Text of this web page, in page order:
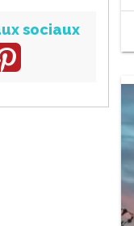
sociaux